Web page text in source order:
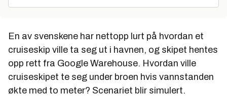
En av svenskene har nettopp lurt på hvordan et
cruiseskip ville ta seg ut i havnen, og skipet hentes
opp rett fra Google Warehouse. Hvordan ville
cruiseskipet te seg under broen hvis vannstanden
økte med to meter? Scenariet blir simulert.